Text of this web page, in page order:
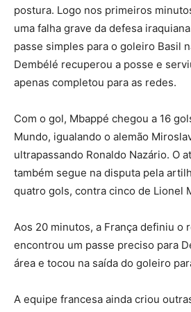
postura. Logo nos primeiros
uma falha grave da defesa
passe simples para o goleiro Basil
Dembélé recuperou a posse e
apenas completou para as redes.
Com o gol, Mbappé chegou a 16
Mundo, igualando o alemão
ultrapassando Ronaldo Nazário. O
também segue na disputa pela
quatro gols, contra cinco de Lionel
Aos 20 minutos, a França definiu o
encontrou um passe preciso para
área e tocou na saída do goleiro
A equipe francesa ainda criou